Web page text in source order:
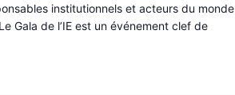
institutionnels et acteurs du monde
Gala de l’IE est un événement clef de